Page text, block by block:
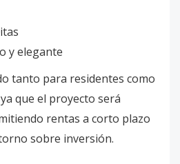
y elegante
tanto para residentes como
que el proyecto será
rentas a corto plazo
sobre inversión.